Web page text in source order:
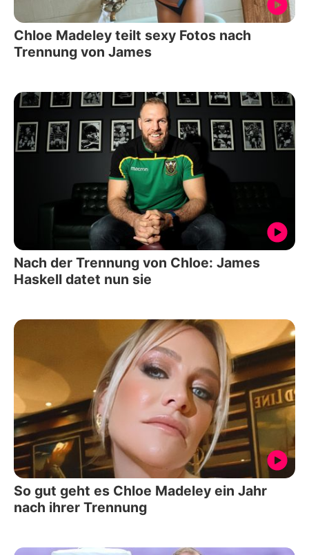
Chloe Madeley teilt sexy Fotos nach
Trennung von James
Nach der Trennung von Chloe: James
Haskell datet nun sie
So gut geht es Chloe Madeley ein Jahr
nach ihrer Trennung